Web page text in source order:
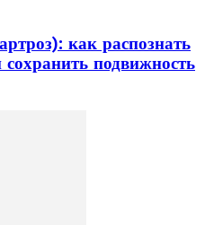
как распознать
сохранить подвижность